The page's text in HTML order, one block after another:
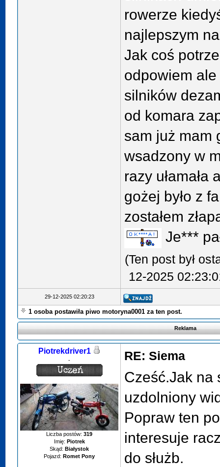
rowerze
najlepszym
Jak coś
odpowiem
silników
od komara
sam już mam
wsadzony w
razy ułamała
gożej było z
zostałem
Je***
(Ten post był
12-2025
29-12-2025 02:20:23
1 osoba postawiła piwo motoryna0001 za ten post.
Reklama
Piotrekdriver1
-
Liczba postów:319
Imię: Piotrek
Skąd: Białystok
Pojazd: Romet Pony
RE: Siema
Cześć.Jak na
uzdolniony
Popraw ten
interesuje
do służb.